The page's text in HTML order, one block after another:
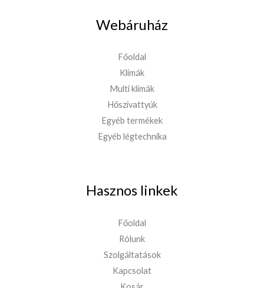
Webáruház
Főoldal
Klímák
Multi klímák
Hőszivattyúk
Egyéb termékek
Egyéb légtechnika
Hasznos linkek
Főoldal
Rólunk
Szolgáltatások
Kapcsolat